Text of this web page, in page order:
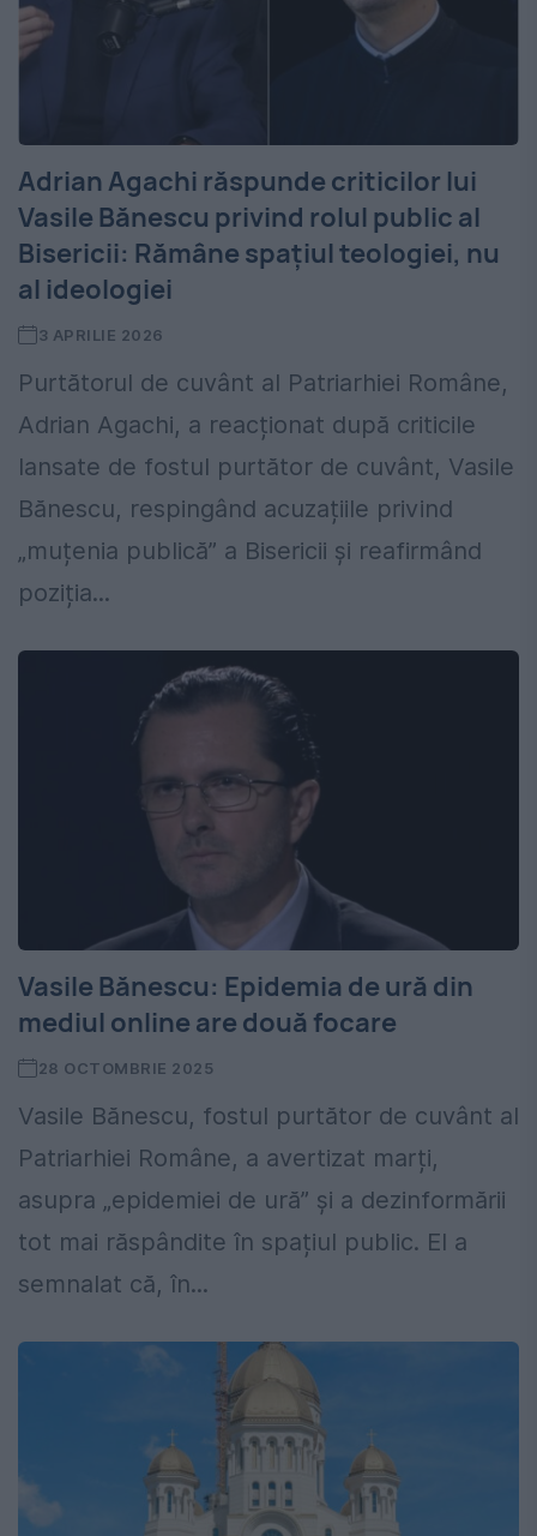
Adrian Agachi răspunde criticilor lui
Vasile Bănescu privind rolul public al
Bisericii: Rămâne spațiul teologiei, nu
al ideologiei
3 APRILIE 2026
Purtătorul de cuvânt al Patriarhiei Române,
Adrian Agachi, a reacționat după criticile
lansate de fostul purtător de cuvânt, Vasile
Bănescu, respingând acuzațiile privind
„muțenia publică” a Bisericii și reafirmând
poziția...
Vasile Bănescu: Epidemia de ură din
mediul online are două focare
28 OCTOMBRIE 2025
Vasile Bănescu, fostul purtător de cuvânt al
Patriarhiei Române, a avertizat marți,
asupra „epidemiei de ură” și a dezinformării
tot mai răspândite în spațiul public. El a
semnalat că, în...